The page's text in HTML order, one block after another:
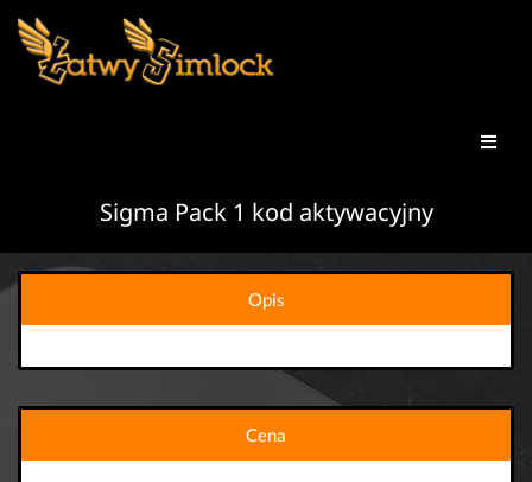
Sigma Pack 1 kod aktywacyjny
Opis
Cena